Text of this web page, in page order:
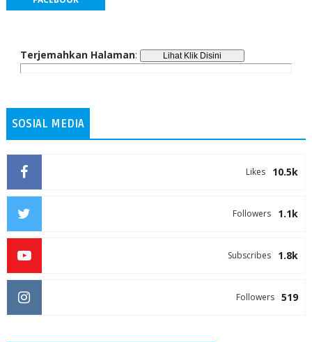
Terjemahkan Halaman:
SOSIAL MEDIA
10.5k
Likes
1.1k
Followers
1.8k
Subscribes
519
Followers